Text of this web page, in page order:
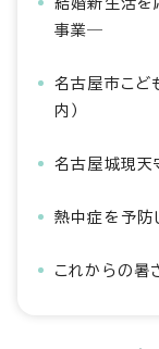
結婚新生活を
事業―
名古屋市こど
内）
名古屋城現天
熱中症を予防
これからの暑